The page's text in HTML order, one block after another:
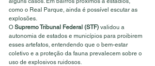
como o Real Parque, ainda é possível escutar as
explosões.
O Supremo Tribunal Federal (STF) validou a
autonomia de estados e municípios para proibirem
esses artefatos, entendendo que o bem-estar
coletivo e a proteção da fauna prevalecem sobre o
uso de explosivos ruidosos.